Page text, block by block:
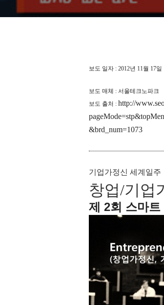
보도 일자 : 2012년 11월 17일
보도 매체 : 서울테크노파크
보도 출처 : http://
&brd_num=1073
기업가정신 세계일주
창업/기업
제 2회 스마트